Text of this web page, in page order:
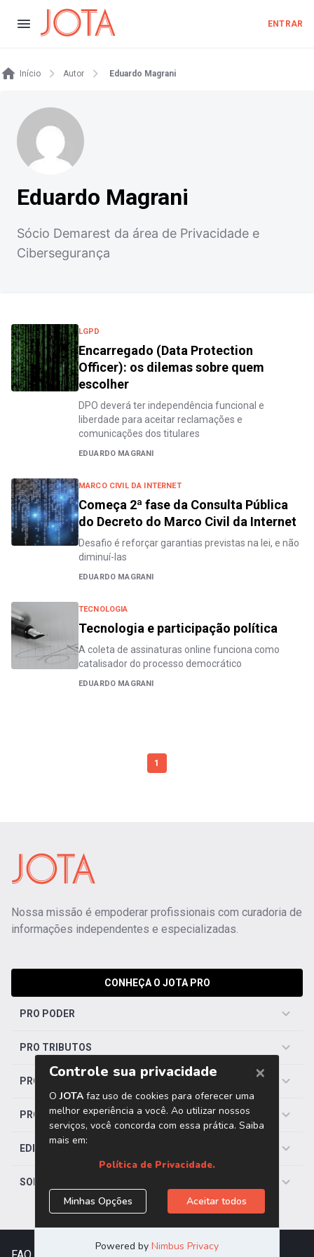
ENTRAR
Início Autor Eduardo Magrani
Eduardo Magrani
Sócio Demarest da área de Privacidade e
Cibersegurança
LGPD
Encarregado (Data Protection
Officer): os dilemas sobre quem
escolher
DPO deverá ter independência funcional e
liberdade para aceitar reclamações e
comunicações dos titulares
EDUARDO MAGRANI
MARCO CIVIL DA INTERNET
Começa 2ª fase da Consulta Pública
do Decreto do Marco Civil da Internet
Desafio é reforçar garantias previstas na lei, e não
diminuí-las
EDUARDO MAGRANI
TECNOLOGIA
Tecnologia e participação política
A coleta de assinaturas online funciona como
catalisador do processo democrático
EDUARDO MAGRANI
1
Nossa missão é empoderar profissionais com curadoria de
informações independentes e especializadas.
CONHEÇA O JOTA PRO
PRO PODER
PRO TRIBUTOS
PRO TRABALHISTA
PRO SAÚDE
EDITORIAS
SOBRE O JOTA